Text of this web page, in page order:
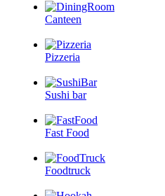
Canteen
Pizzeria
Sushi bar
Fast Food
Foodtruck